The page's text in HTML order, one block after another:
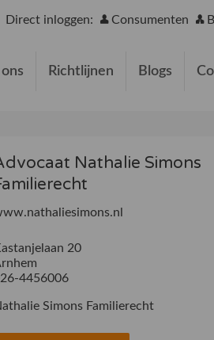
Direct inloggen: Consumenten
Richtlijnen Blogs
Nathalie Simons
20
4456006
Simons Familierecht